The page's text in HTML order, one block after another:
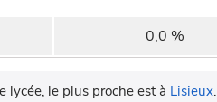
0,0 %
lycée, le plus proche est à Lisieux.